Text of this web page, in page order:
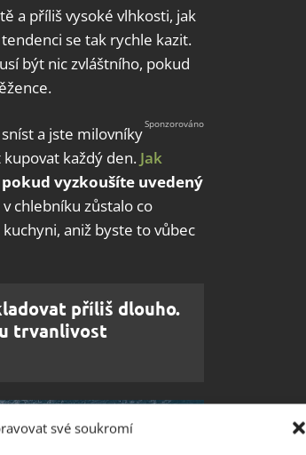
své soukromí
a příliš vysoké vlhkosti, jak
se tak rychle kazit.
být nic zvláštního, pokud
a jste milovníky
každý den. Jak
pokud vyzkoušíte uvedený
chlebníku zůstalo co
aniž byste to vůbec
příliš dlouho.
trvanlivost